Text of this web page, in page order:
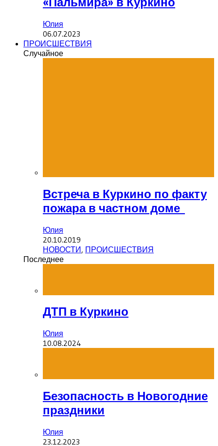
Юлия
06.07.2023
ПРОИСШЕСТВИЯ
Случайное
Встреча в Куркино по факту
пожара в частном доме
Юлия
20.10.2019
НОВОСТИ, ПРОИСШЕСТВИЯ
Последнее
ДТП в Куркино
Юлия
10.08.2024
Безопасность в Новогодние
праздники
Юлия
23.12.2023